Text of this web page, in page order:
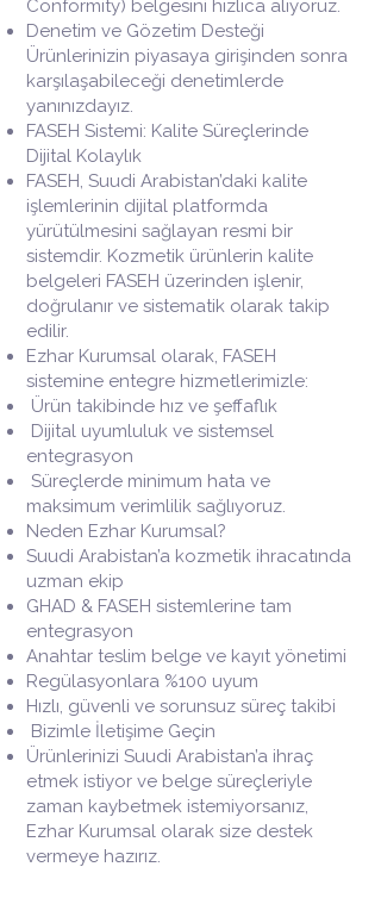
Conformity) belgesini hızlıca alıyoruz.
Denetim ve Gözetim Desteği
Ürünlerinizin piyasaya girişinden sonra
karşılaşabileceği denetimlerde
yanınızdayız.
FASEH Sistemi: Kalite Süreçlerinde
Dijital Kolaylık
FASEH, Suudi Arabistan’daki kalite
işlemlerinin dijital platformda
yürütülmesini sağlayan resmi bir
sistemdir. Kozmetik ürünlerin kalite
belgeleri FASEH üzerinden işlenir,
doğrulanır ve sistematik olarak takip
edilir.
Ezhar Kurumsal olarak, FASEH
sistemine entegre hizmetlerimizle:
Ürün takibinde hız ve şeffaflık
Dijital uyumluluk ve sistemsel
entegrasyon
Süreçlerde minimum hata ve
maksimum verimlilik sağlıyoruz.
Neden Ezhar Kurumsal?
Suudi Arabistan’a kozmetik ihracatında
uzman ekip
GHAD & FASEH sistemlerine tam
entegrasyon
Anahtar teslim belge ve kayıt yönetimi
Regülasyonlara %100 uyum
Hızlı, güvenli ve sorunsuz süreç takibi
Bizimle İletişime Geçin
Ürünlerinizi Suudi Arabistan’a ihraç
etmek istiyor ve belge süreçleriyle
zaman kaybetmek istemiyorsanız,
Ezhar Kurumsal olarak size destek
vermeye hazırız.